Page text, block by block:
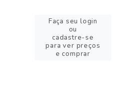
Faça seu login
ou
cadastre-se
para ver preços
e comprar